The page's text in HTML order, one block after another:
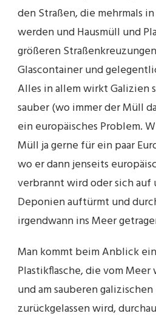
den Straßen, die mehrmals
werden und Hausmüll und
größeren
Glascontainer und
Alles in allem wirkt Galizien
sauber (wo immer der Müll
ein europäisches Problem.
Müll ja gerne für ein paar
wo er dann jenseits
verbrannt wird oder sich auf
Deponien auftürmt und
irgendwann ins Meer
Man kommt beim Anblick
Plastikflasche, die vom
und am sauberen
zurückgelassen wird,